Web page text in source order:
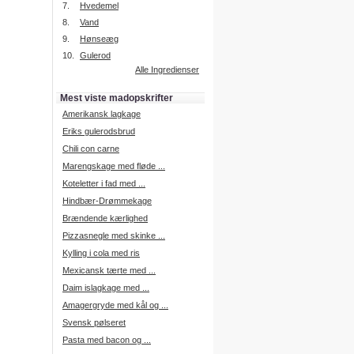
Intelligent søgning
Få foreslået opskrifter.
Prøv vores nye "Foreslå
Læs mere her.
Vi har nu oprettet et mad forum,
hvor i kan dele jeres erfaringer.
Log på med dine oplysninger fra
Madopskrifter.nu.
Gå til forum
Indkøbsliste på SMS
på SMS.
For at benytte SMS funktionen,
7.
Hvedemel
8.
Vand
9.
Hønseæg
10.
Gulerod
Alle Ingredienser
Mest viste madopskrifter
Amerikansk lagkage
Eriks gulerodsbrud
Chili con carne
Marengskage med fløde ...
Koteletter i fad med ...
Hindbær-Drømmekage
Brændende kærlighed
Pizzasnegle med skinke ...
Kylling i cola med ris
Mexicansk tærte med ...
Daim islagkage med ...
Amagergryde med kål og ...
Svensk pølseret
Pasta med bacon og ...